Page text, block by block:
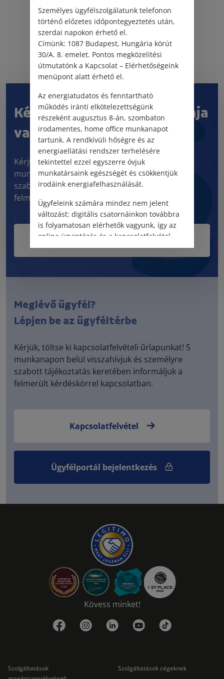
Kérdése vagy jogi problémája
van?
Kérjük, töltse ki kapcsolatfelvételi űrlapunkat! 5
munkanapon belül visszahívjuk és személyre
szabott tájékoztatás keretében informáljuk a
felmerült kérdéskörrel kapcsolatban.
Meglévő ügyfél?
Lépjen be az ügyféltérbe
Kérjük, töltse ki kapcsolatfelvételi űrlapunkat! 5
munkanapon belül visszahívjuk és személyre
szabott tájékoztatás keretében informáljuk a
felmerült kérdéskörrel kapcsolatban.
Kapcsolatfelvétel
Ügyfélportál bejelentkezés
Kövess minket!
Szolgáltatások
Szolgáltatások cégeknek
Személyes ügyfélszolgálatunk telefonon
történő előzetes időpontegyeztetés után,
szerdai napokon érhető el.
Címünk: 1087 Budapest, Hungária körút
30/A. 8. emelet. Pontos megközelítési
útmutatónk a Kapcsolat – Elérhetőségeink
menüpont alatt érhető el.
Az energiatudatos és fenntartható
működés iránti elkötelezettségünk
részeként augusztus 8-án, szombaton
irodamentes, home office munkanapot
tartunk. A rendkívüli hőségre és az
energiaellátási rendszer terhelésére
tekintettel ezzel egyszerre óvjuk
munkatársaink egészségét és csökkentjük
irodáink energiafelhasználását.
Ügyfeleink számára mindez nem jelent
változást: digitális csatornáinkon továbbra
is folyamatosan elérhetők vagyunk, így az
online ügyintézés és a kapcsolatfelvétel
változatlanul biztosított.